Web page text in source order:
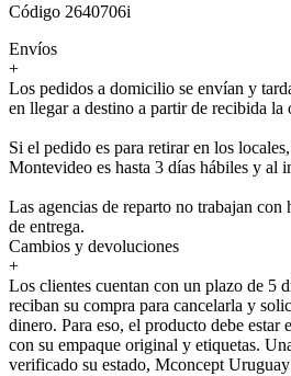
Código 2640706i
Envíos
+
Los pedidos a domicilio se envían y
en llegar a destino a partir de recibida la
Si el pedido es para retirar en los
Montevideo es hasta 3 días hábiles y al
Las agencias de reparto no trabajan con
de entrega.
Cambios y devoluciones
+
Los clientes cuentan con un plazo de 5
reciban su compra para cancelarla y
dinero. Para eso, el producto debe estar
con su empaque original y etiquetas.
verificado su estado, Mconcept